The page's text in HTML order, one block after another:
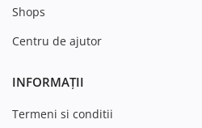
Shops
Centru de ajutor
INFORMAȚII
Termeni si conditii